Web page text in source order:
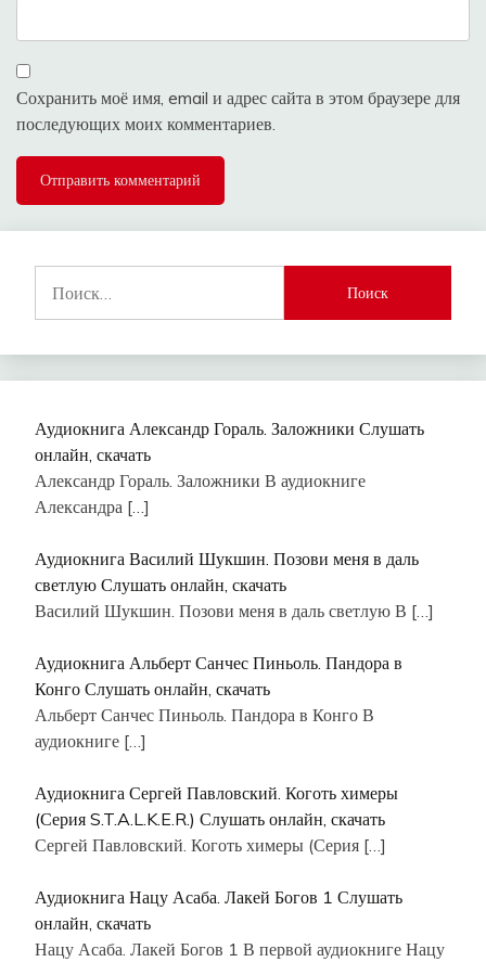
Сохранить моё имя, email и адрес сайта в этом браузере для
последующих моих комментариев.
Аудиокнига Александр Гораль. Заложники Слушать
онлайн, скачать
Александр Гораль. Заложники В аудиокниге
Александра […]
Аудиокнига Василий Шукшин. Позови меня в даль
светлую Слушать онлайн, скачать
Василий Шукшин. Позови меня в даль светлую В […]
Аудиокнига Альберт Санчес Пиньоль. Пандора в
Конго Слушать онлайн, скачать
Альберт Санчес Пиньоль. Пандора в Конго В
аудиокниге […]
Аудиокнига Сергей Павловский. Коготь химеры
(Серия S.T.A.L.K.E.R.) Слушать онлайн, скачать
Сергей Павловский. Коготь химеры (Серия […]
Аудиокнига Нацу Асаба. Лакей Богов 1 Слушать
онлайн, скачать
Нацу Асаба. Лакей Богов 1 В первой аудиокниге Нацу